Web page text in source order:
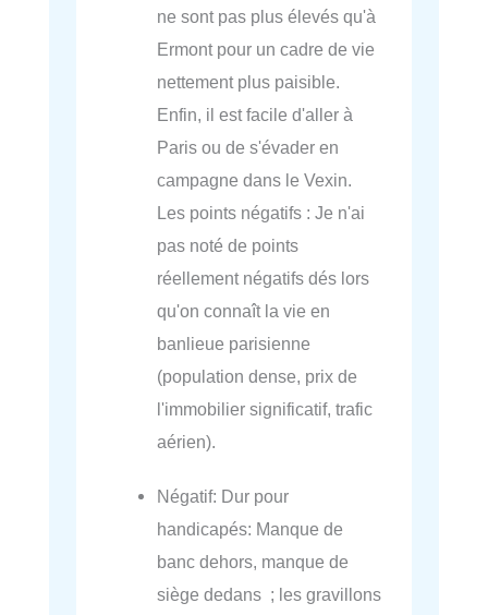
ne sont pas plus élevés qu'à
Ermont pour un cadre de vie
nettement plus paisible.
Enfin, il est facile d'aller à
Paris ou de s'évader en
campagne dans le Vexin.
Les points négatifs : Je n'ai
pas noté de points
réellement négatifs dés lors
qu'on connaît la vie en
banlieue parisienne
(population dense, prix de
l'immobilier significatif, trafic
aérien).
Négatif: Dur pour
handicapés: Manque de
banc dehors, manque de
siège dedans ; les gravillons